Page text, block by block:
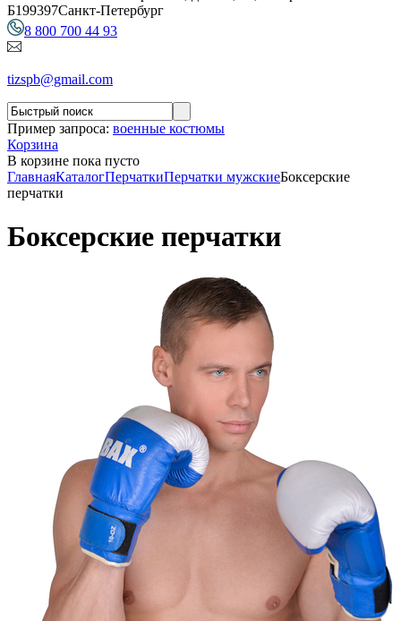
Б199397Санкт-Петербург
8 800 700 44 93
tizspb@gmail.com
Пример запроса: военные костюмы
Корзина
В корзине пока пусто
ГлавнаяКаталогПерчаткиПерчатки мужскиеБоксерские
перчатки
Боксерские перчатки